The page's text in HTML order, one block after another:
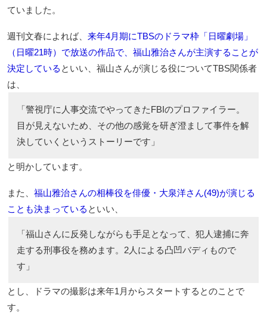
ていました。
週刊文春によれば、 来年4月期にTBSのドラマ枠「日曜劇場」
（日曜21時）で放送の作品で、福山雅治さんが主演することが
決定している といい、福山さんが演じる役についてTBS関係者
は、
「警視庁に人事交流でやってきたFBIのプロファイラー。
目が見えないため、その他の感覚を研ぎ澄まして事件を解
決していくというストーリーです」
と明かしています。
また、 福山雅治さんの相棒役を俳優・大泉洋さん(49)が演じる
ことも決まっている といい、
「福山さんに反発しながらも手足となって、犯人逮捕に奔
走する刑事役を務めます。2人による凸凹バディもので
す」
とし、ドラマの撮影は来年1月からスタートするとのことで
す。